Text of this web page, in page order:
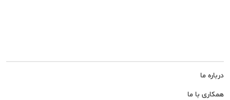
درباره ما
همکاری با ما